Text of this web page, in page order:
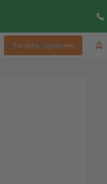
Blog Kontakt
Kostenlos registrieren